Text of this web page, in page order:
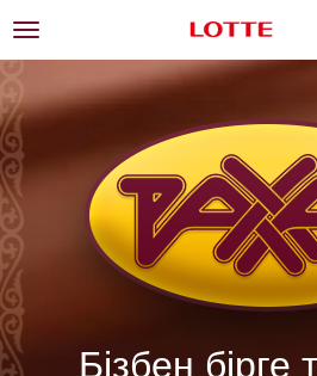
Бізбен бірге
Toggle
navigation